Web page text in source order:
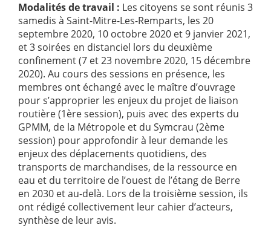
Modalités de travail : Les citoyens se sont réunis 3
samedis à Saint-Mitre-Les-Remparts, les 20
septembre 2020, 10 octobre 2020 et 9 janvier 2021,
et 3 soirées en distanciel lors du deuxième
confinement (7 et 23 novembre 2020, 15 décembre
2020). Au cours des sessions en présence, les
membres ont échangé avec le maître d’ouvrage
pour s’approprier les enjeux du projet de liaison
routière (1ère session), puis avec des experts du
GPMM, de la Métropole et du Symcrau (2ème
session) pour approfondir à leur demande les
enjeux des déplacements quotidiens, des
transports de marchandises, de la ressource en
eau et du territoire de l’ouest de l’étang de Berre
en 2030 et au-delà. Lors de la troisième session, ils
ont rédigé collectivement leur cahier d’acteurs,
synthèse de leur avis.